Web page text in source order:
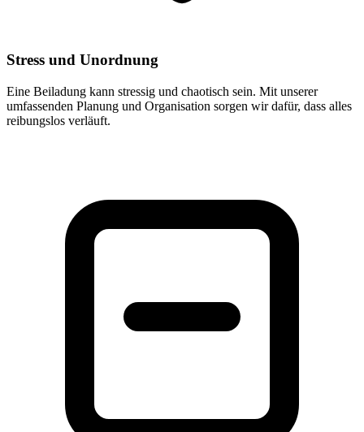
Stress und Unordnung
Eine Beiladung kann stressig und chaotisch sein. Mit unserer
umfassenden Planung und Organisation sorgen wir dafür, dass alles
reibungslos verläuft.